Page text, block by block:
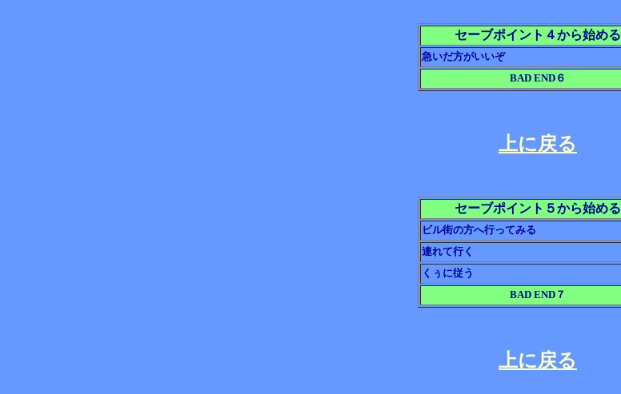
セーブポイント４から始める
急いだ方がいいぞ
BAD END６
上に戻る
セーブポイント５から始める
ビル街の方へ行ってみる
連れて行く
くぅに従う
BAD END７
上に戻る